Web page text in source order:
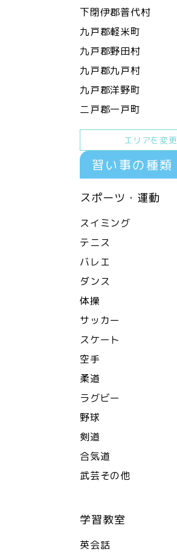
下閉伊郡普代村
九戸郡軽米町
九戸郡野田村
九戸郡九戸村
九戸郡洋野町
二戸郡一戸町
エリアを変更
習い事の種類
スポーツ・運動
スイミング
テニス
バレエ
ダンス
体操
サッカー
スケート
空手
柔道
ラグビー
野球
剣道
合気道
武芸その他
学習教室
英会話